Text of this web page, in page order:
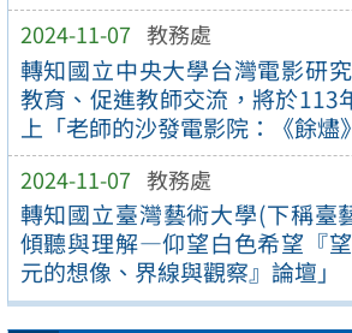
2024-11-07 教務處
轉知國立中央大學台灣電影研
教育、促進教師交流，將於113
上「老師的沙發電影院：《餘燼
2024-11-07 教務處
轉知國立臺灣藝術大學(下稱臺
傾聽與理解—仰望白色希望『
元的想像、界線與觀察』論壇」